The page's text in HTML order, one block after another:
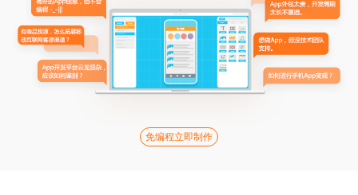
免编程立即制作